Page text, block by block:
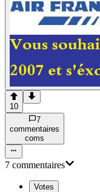
10
7
commentaires
coms
7 commentaires
Votes